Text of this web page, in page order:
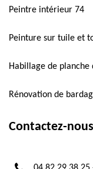
Peintre intérieur 74
Peinture sur tuile et
Habillage de
Rénovation de
Contactez-nous